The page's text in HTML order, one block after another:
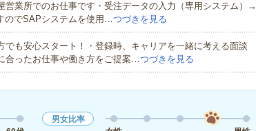
営業所でのお仕事です・受注データの入力（専用システム）→
のでSAPシステムを使用…つづきを見る
でも安心スタート！・登録時、キャリアを一緒に考える面談
合ったお仕事や働き方をご提案…つづきを見る
男女比率